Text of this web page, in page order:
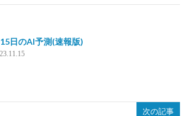
日のAI予測(速報版)
次の記事